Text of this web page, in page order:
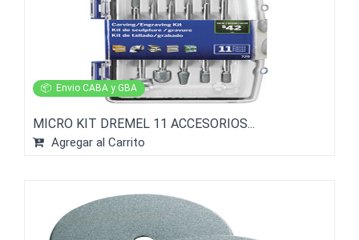
📦 Envio CABA y GBA
MICRO KIT DREMEL 11 ACCESORIOS...
Agregar al Carrito